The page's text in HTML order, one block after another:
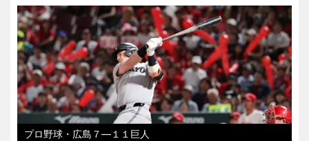
プロ野球・広島７―１１巨人